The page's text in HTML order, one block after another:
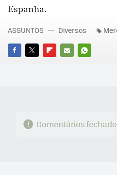
Espanha.
FACEBOOK
TWITTERFLIPBOARD
E-
WHATSAPP
ASSUNTOS Diversos
Comentários